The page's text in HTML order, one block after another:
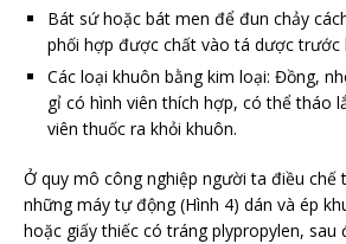
Bát sứ hoặc bát men để đun chảy
phối hợp được chất vào tá dược trước
Các loại khuôn bằng kim loại: Đồng,
gỉ có hình viên thích hợp, có thể tháo
viên thuốc ra khỏi khuôn.
Ở quy mô công nghiệp người ta điều chế
những máy tự động (Hình 4) dán và ép
hoặc giấy thiếc có tráng plypropylen,